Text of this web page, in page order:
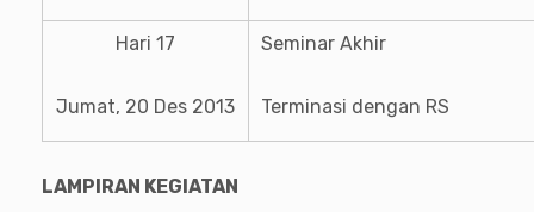
Hari 17
Jumat, 20 Des 2013
Seminar Akhir
Terminasi dengan RS
LAMPIRAN KEGIATAN